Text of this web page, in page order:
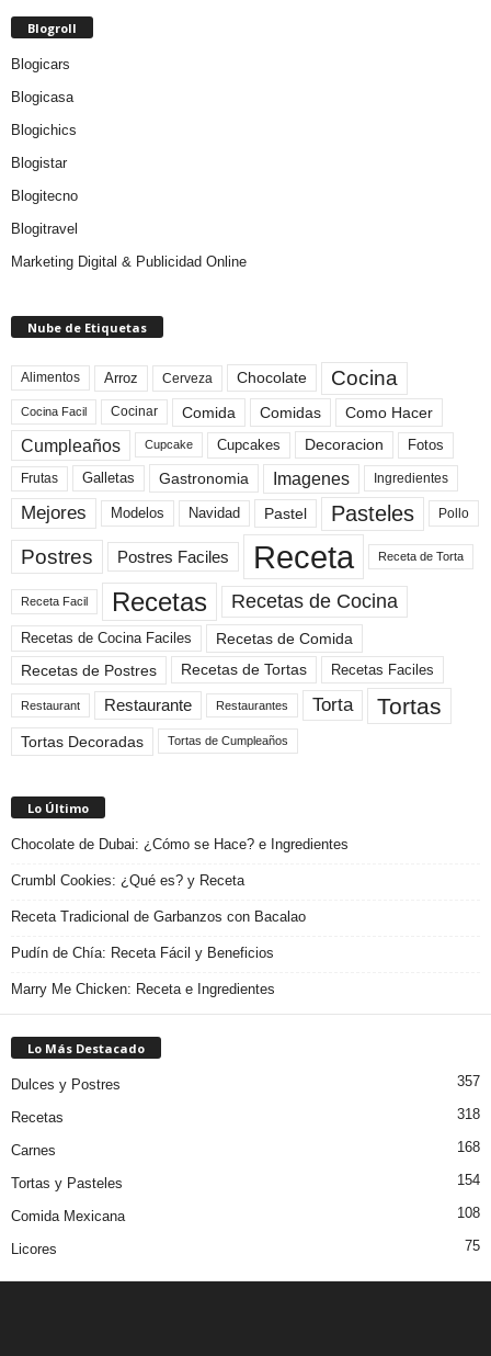
Blogroll
Blogicars
Blogicasa
Blogichics
Blogistar
Blogitecno
Blogitravel
Marketing Digital & Publicidad Online
Nube de Etiquetas
Alimentos Arroz Cerveza Chocolate Cocina
Cocina Facil Cocinar Comida Comidas Como Hacer
Cumpleaños Cupcake Cupcakes Decoracion Fotos
Frutas Galletas Gastronomia Imagenes Ingredientes
Mejores Modelos Navidad Pastel Pasteles Pollo
Postres Postres Faciles Receta Receta de Torta
Receta Facil Recetas Recetas de Cocina
Recetas de Cocina Faciles
Recetas de Comida
Recetas de Postres
Recetas de Tortas Recetas Faciles
Restaurant Restaurante Restaurantes Torta Tortas
Tortas Decoradas Tortas de Cumpleaños
Lo Último
Chocolate de Dubai: ¿Cómo se Hace? e Ingredientes
Crumbl Cookies: ¿Qué es? y Receta
Receta Tradicional de Garbanzos con Bacalao
Pudín de Chía: Receta Fácil y Beneficios
Marry Me Chicken: Receta e Ingredientes
Lo Más Destacado
Dulces y Postres 357
Recetas 318
Carnes 168
Tortas y Pasteles 154
Comida Mexicana 108
Licores 75